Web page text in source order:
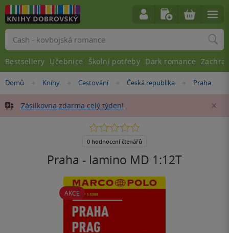
Nacházíte
zde:
Domů »
Knihy »
Cestování »
Česká republika »Praha
Zásilkovna zdarma celý týden!
Praha - lamino MD 1:12T
AKCE
0.0
5
0 hodnocení čtenářů
Vyhledávání
Bestsellery Učebnice Školní potřeby Dark romance